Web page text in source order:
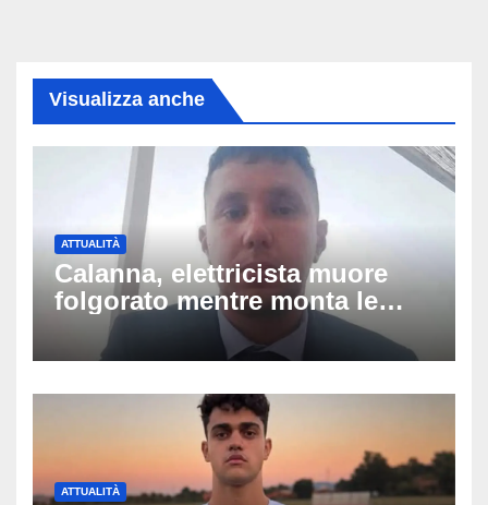
Visualizza anche
ATTUALITÀ
Calanna, elettricista muore
folgorato mentre monta le
luminarie della festa: chi era
Fabio Calabrò e cosa è
ATTUALITÀ